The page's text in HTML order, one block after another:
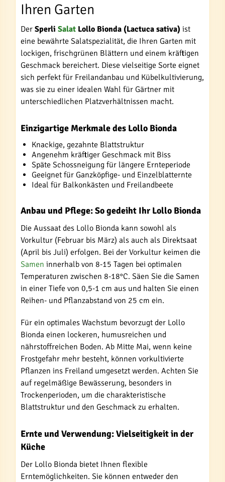
Ihren Garten
Der Sperli Salat Lollo Bionda (Lactuca sativa) ist
eine bewährte Salatspezialität, die Ihren Garten mit
lockigen, frischgrünen Blättern und einem kräftigen
Geschmack bereichert. Diese vielseitige Sorte eignet
sich perfekt für Freilandanbau und Kübelkultivierung,
was sie zu einer idealen Wahl für Gärtner mit
unterschiedlichen Platzverhältnissen macht.
Einzigartige Merkmale des Lollo Bionda
Knackige, gezahnte Blattstruktur
Angenehm kräftiger Geschmack mit Biss
Späte Schossneigung für längere Ernteperiode
Geeignet für Ganzköpfige- und Einzelblatternte
Ideal für Balkonkästen und Freilandbeete
Anbau und Pflege: So gedeiht Ihr Lollo Bionda
Die Aussaat des Lollo Bionda kann sowohl als
Vorkultur (Februar bis März) als auch als Direktsaat
(April bis Juli) erfolgen. Bei der Vorkultur keimen die
Samen innerhalb von 8-15 Tagen bei optimalen
Temperaturen zwischen 8-18°C. Säen Sie die Samen
in einer Tiefe von 0,5-1 cm aus und halten Sie einen
Reihen- und Pflanzabstand von 25 cm ein.
Für ein optimales Wachstum bevorzugt der Lollo
Bionda einen lockeren, humusreichen und
nährstoffreichen Boden. Ab Mitte Mai, wenn keine
Frostgefahr mehr besteht, können vorkultivierte
Pflanzen ins Freiland umgesetzt werden. Achten Sie
auf regelmäßige Bewässerung, besonders in
Trockenperioden, um die charakteristische
Blattstruktur und den Geschmack zu erhalten.
Ernte und Verwendung: Vielseitigkeit in der
Küche
Der Lollo Bionda bietet Ihnen flexible
Erntemöglichkeiten. Sie können entweder den